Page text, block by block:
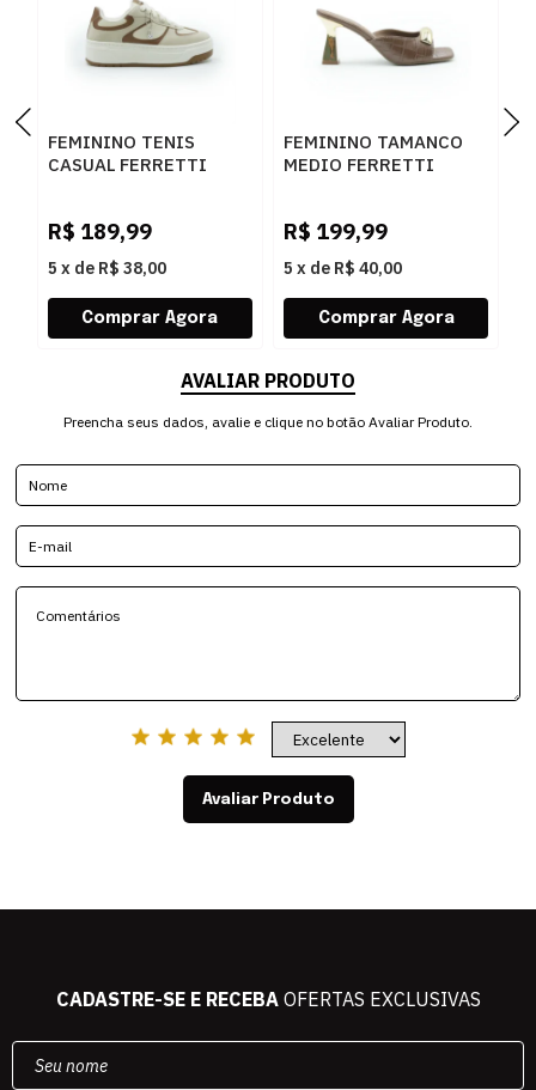
FEMININO TENIS
CASUAL FERRETTI
R$ 189,99
5 x de R$ 38,00
FEMININO TAMANCO
MEDIO FERRETTI
R$ 199,99
5 x de R$ 40,00
AVALIAR PRODUTO
Preencha seus dados, avalie e clique no botão Avaliar Produto.
Avaliar Produto
CADASTRE-SE E RECEBAOFERTAS EXCLUSIVAS